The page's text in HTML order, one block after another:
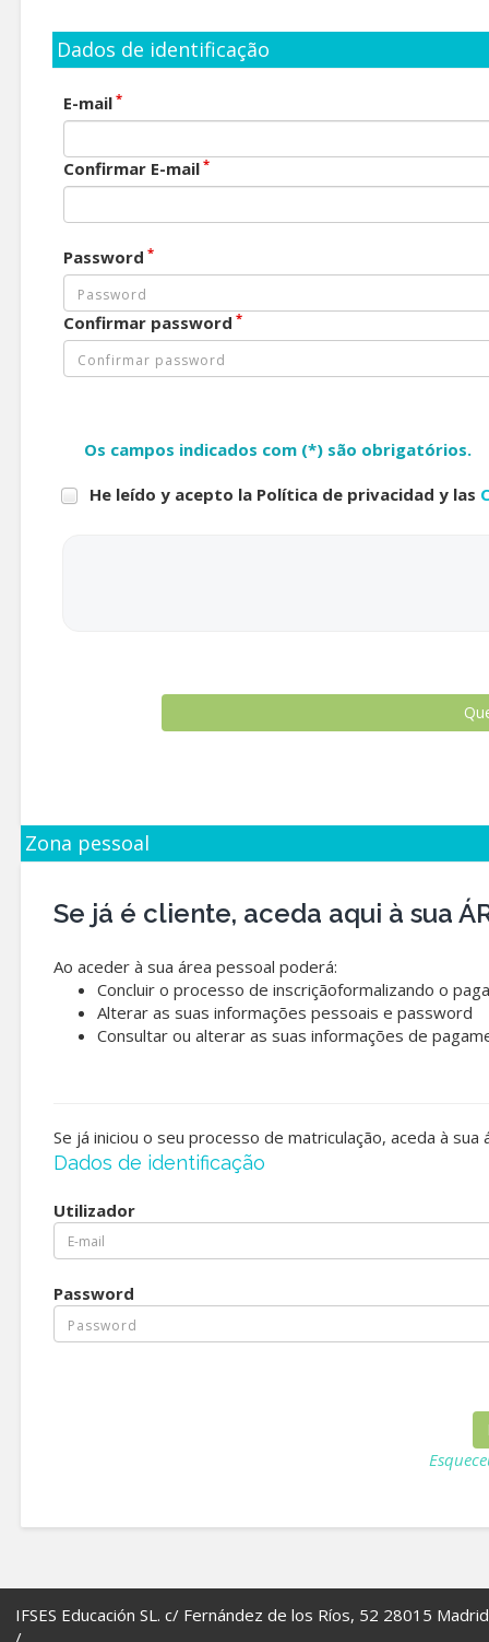
Dados de identificação
E-mail *
Confirmar E-mail *
Password *
Confirmar password *
Os campos indicados com (*) são obrigatórios.
He leído y acepto la Política de privacidad y las
Zona pessoal
Se já é cliente, aceda aqui à sua
Ao aceder à sua área pessoal poderá:
Concluir o processo de inscriçãoformalizando o
Alterar as suas informações pessoais e password
Consultar ou alterar as suas informações de
Se já iniciou o seu processo de matriculação, aceda à
Dados de identificação
Utilizador
Password
IFSES Educación SL. c/ Fernández de los Ríos, 52 28015